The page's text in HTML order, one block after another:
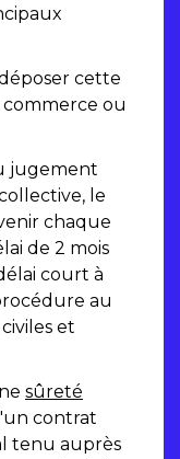
cette
ou
jugement
le
chaque
de 2 mois
court à
au
et
sûreté
contrat
tenu auprès